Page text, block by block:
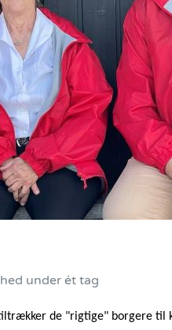
under ét tag
de "rigtige" borgere til